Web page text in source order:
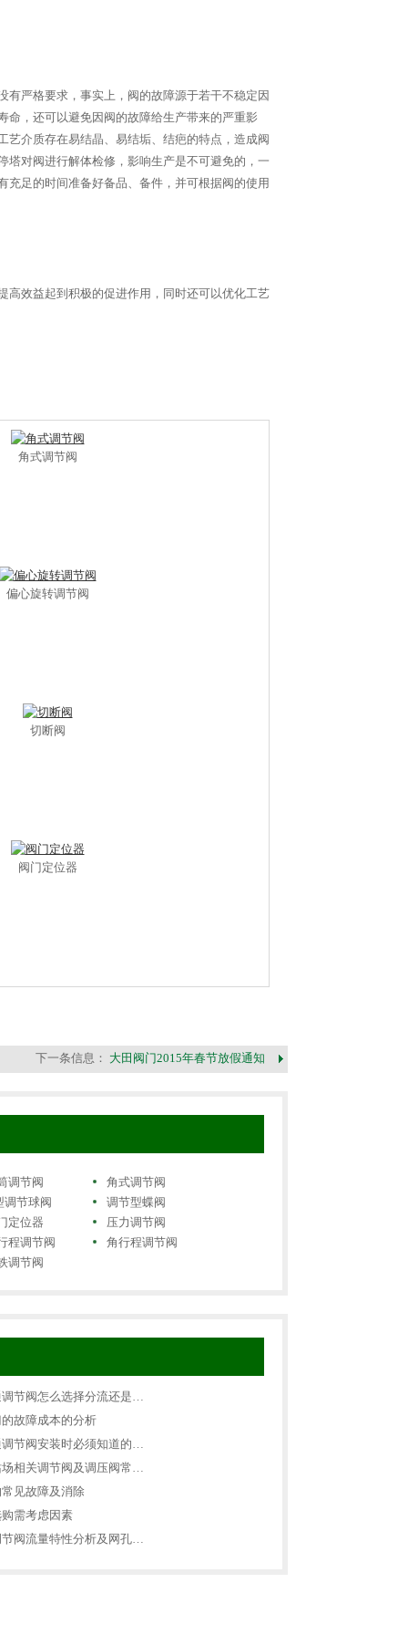
有严格要求，事实上，阀的故障源于若干不稳定因
命，还可以避免因阀的故障给生产带来的严重影
艺介质存在易结晶、易结垢、结疤的特点，造成阀
塔对阀进行解体检修，影响生产是不可避免的，一
充足的时间准备好备品、备件，并可根据阀的使用
高效益起到积极的促进作用，同时还可以优化工艺
角式调节阀
偏心旋转调节阀
切断阀
阀门定位器
下一条信息： 大田阀门2015年春节放假通知
调节阀
角式调节阀
调节球阀
调节型蝶阀
定位器
压力调节阀
程调节阀
角行程调节阀
调节阀
节阀怎么选择分流还是…
故障成本的分析
节阀安装时必须知道的…
相关调节阀及调压阀常…
见故障及消除
需考虑因素
节阀流量特性分析及网孔…